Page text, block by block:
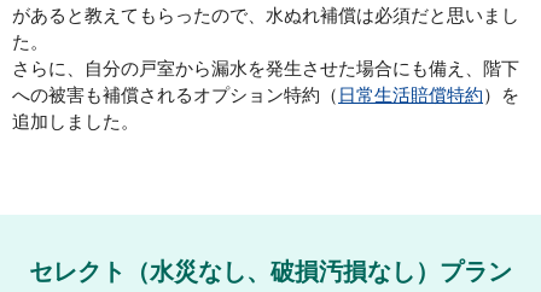
があると教えてもらったので、水ぬれ補償は必須だと思いまし
た。
さらに、自分の戸室から漏水を発生させた場合にも備え、階下
への被害も補償されるオプション特約（ 日常生活賠償特約）を
追加しました。
セレクト（水災なし、破損汚損なし）プラン